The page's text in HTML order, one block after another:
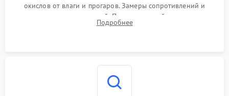
окислов от влаги и прогаров. Замеры сопротивлений и
дежурных напряжений. Проверка цепей питания,
мультиконтроллера, процессора и видеочипа.
Подробнее